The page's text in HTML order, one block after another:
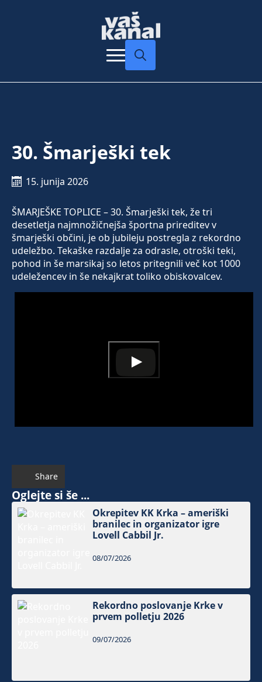
30. Šmarješki tek
15. junija 2026
ŠMARJEŠKE TOPLICE – 30. Šmarješki tek, že tri
desetletja najmnožičnejša športna prireditev v
šmarješki občini, je ob jubileju postregla z rekordno
udeležbo. Tekaške razdalje za odrasle, otroški teki,
pohod in še marsikaj so letos pritegnili več kot 1000
udeležencev in še nekajkrat toliko obiskovalcev.
Share
Oglejte si še ...
Okrepitev KK Krka – ameriški
branilec in organizator igre
Lovell Cabbil Jr.
08/07/2026
Rekordno poslovanje Krke v
prvem polletju 2026
09/07/2026